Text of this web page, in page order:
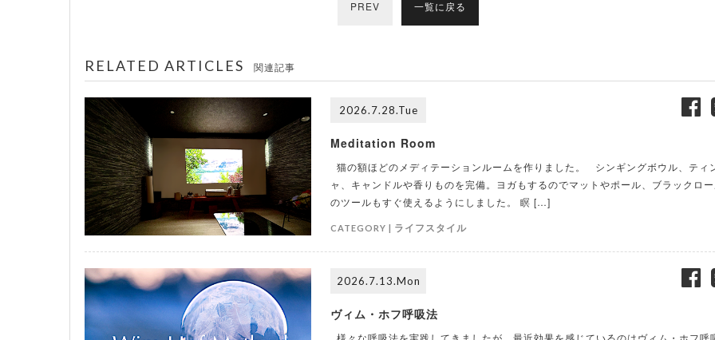
PREV 一覧に戻る
RELATED ARTICLES 関連記事
2026.7.28.Tue
Meditation Room
猫の額ほどのメディテーションルームを作りました。 シンギングボウル、ティ
ャ、キャンドルや香りものを完備。ヨガもするのでマットやポール、ブラックロ
のツールもすぐ使えるようにしました。 瞑 […]
CATEGORY | ライフスタイル
2026.7.13.Mon
ヴィム・ホフ呼吸法
様々な呼吸法を実践してきましたが、最近効果を感じているのはヴィム・ホフ呼